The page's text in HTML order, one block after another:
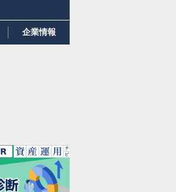
企業情報